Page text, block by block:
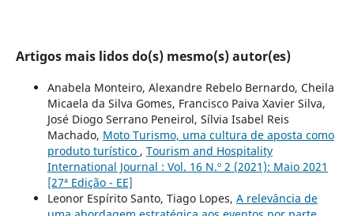
Artigos mais lidos do(s) mesmo(s) autor(es)
Anabela Monteiro, Alexandre Rebelo Bernardo, Cheila
Micaela da Silva Gomes, Francisco Paiva Xavier Silva,
José Diogo Serrano Peneirol, Sílvia Isabel Reis
Machado, Moto Turismo, uma cultura de aposta como
produto turístico , Tourism and Hospitality
International Journal : Vol. 16 N.º 2 (2021): Maio 2021
[27ª Edição - EE]
Leonor Espírito Santo, Tiago Lopes, A relevância de